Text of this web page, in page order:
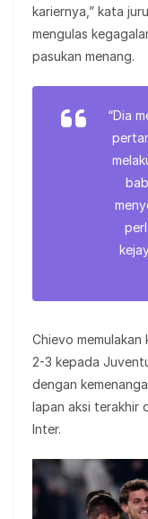
kariernya,” kata
mengulas
pasukan menang.
“Dia
Chievo memulakan
2-3 kepada
dengan
lapan aksi terakhir
Inter.